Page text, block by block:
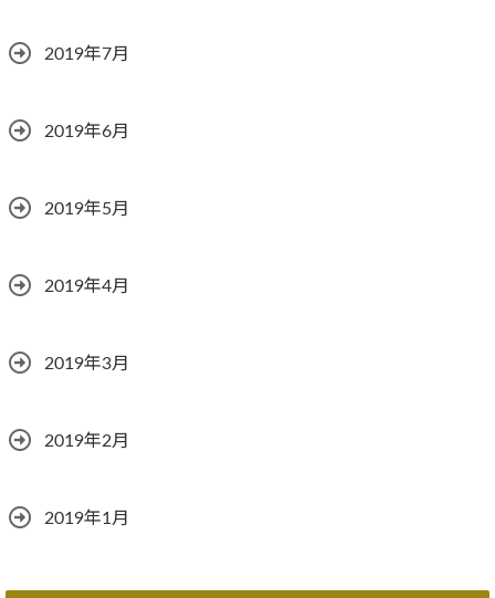
2019年7月
2019年6月
2019年5月
2019年4月
2019年3月
2019年2月
2019年1月